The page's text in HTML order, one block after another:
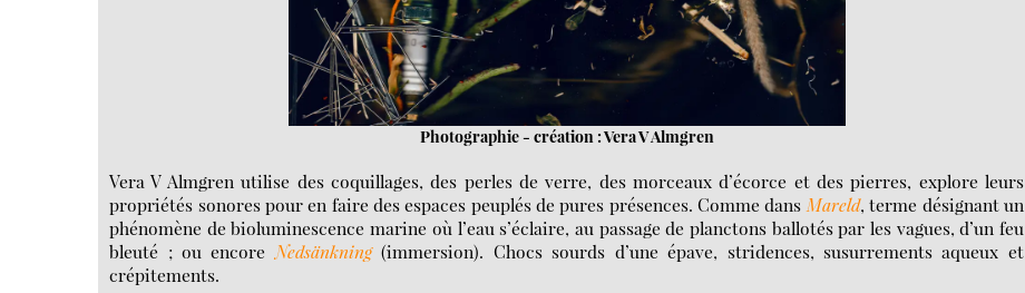
Photographie - création : Vera V Almgren
Vera V Almgren utilise des coquillages, des perles de verre, des morceaux d’écorce et des pierres, explore leurs
propriétés sonores pour en faire des espaces peuplés de pures présences. Comme dans Mareld, terme désignant un
phénomène de bioluminescence marine où l’eau s’éclaire, au passage de planctons ballotés par les vagues, d’un feu
bleuté ; ou encore Nedsänkning(immersion). Chocs sourds d’une épave, stridences, susurrements aqueux et
crépitements.